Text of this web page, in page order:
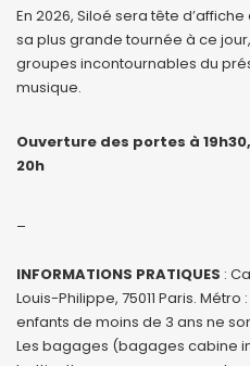
En 2026, Siloé sera tête
sa plus grande tournée à ce
groupes incontournables du
musique.
Ouverture des portes à
20h
INFORMATIONS PRATIQUES :
Louis-Philippe, 75011 Paris.
enfants de moins de 3 ans ne
Les bagages (bagages cabine